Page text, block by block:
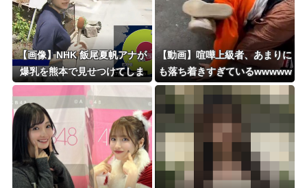
【画像】NHK 飯尾夏帆アナが
爆乳を熊本で見せつけてしま
う ※gifあり
【動画】喧嘩上級者、あまりに
も落ち着きすぎているwwwww
www